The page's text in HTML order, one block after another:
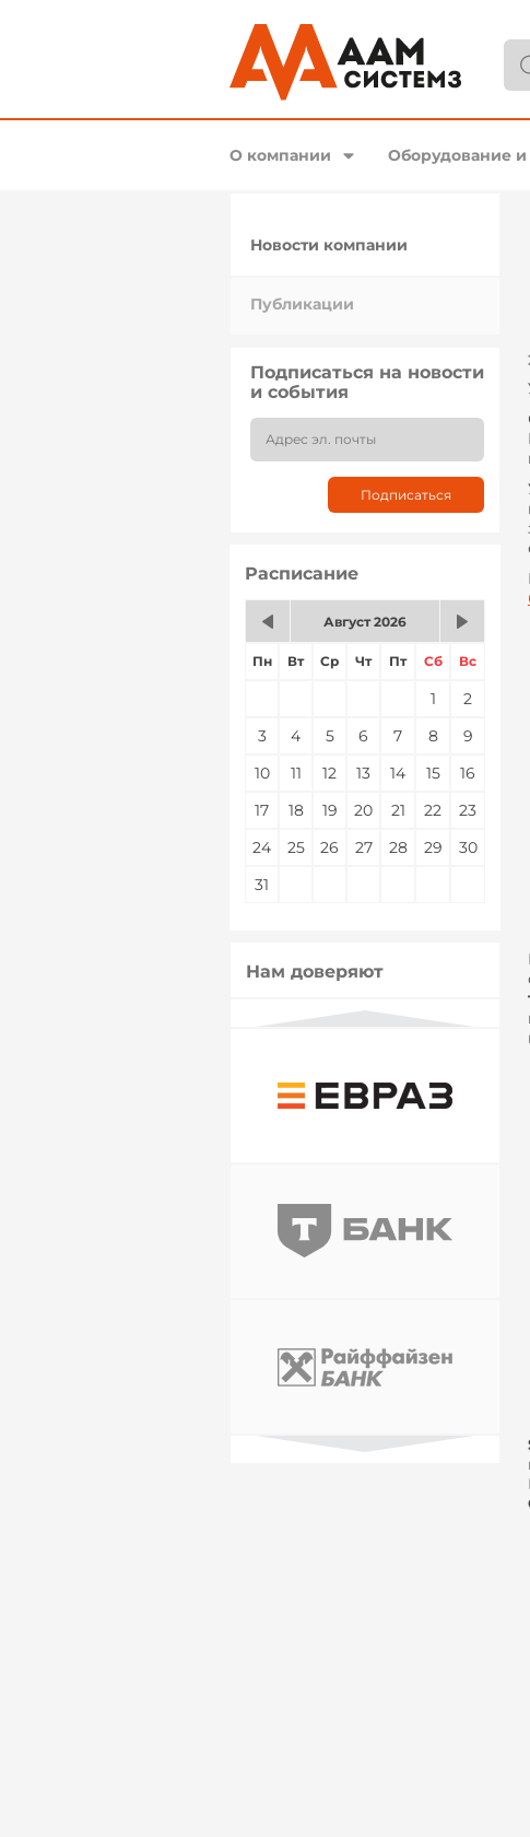
О компании Оборудование
Новости компании
Публикации
Подписаться на новости
и события
Расписание
Август 2026
Пн Вт Ср Чт Пт Сб Вс
1
2
3
4 5 6 7 8
9
10
11 12 13 14 15
16
17
18 19 20 21 22
23
24
25 26 27 28 29
30
31
Нам доверяют